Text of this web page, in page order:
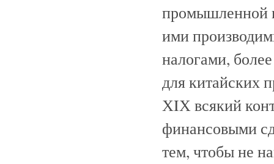
промышленной
ими
налогами,
для китайских
ХIХ всякий
финансовыми
тем, чтобы не